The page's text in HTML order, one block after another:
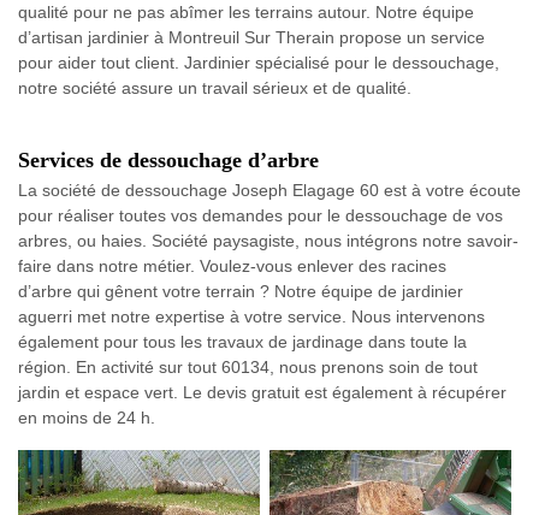
qualité pour ne pas abîmer les terrains autour. Notre équipe
d’artisan jardinier à Montreuil Sur Therain propose un service
pour aider tout client. Jardinier spécialisé pour le dessouchage,
notre société assure un travail sérieux et de qualité.
Services de dessouchage d’arbre
La société de dessouchage Joseph Elagage 60 est à votre écoute
pour réaliser toutes vos demandes pour le dessouchage de vos
arbres, ou haies. Société paysagiste, nous intégrons notre savoir-
faire dans notre métier. Voulez-vous enlever des racines
d’arbre qui gênent votre terrain ? Notre équipe de jardinier
aguerri met notre expertise à votre service. Nous intervenons
également pour tous les travaux de jardinage dans toute la
région. En activité sur tout 60134, nous prenons soin de tout
jardin et espace vert. Le devis gratuit est également à récupérer
en moins de 24 h.